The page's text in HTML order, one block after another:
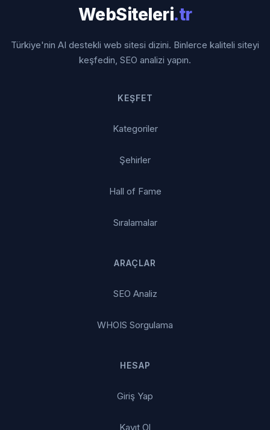
WebSiteleri.tr
Türkiye'nin AI destekli web sitesi dizini. Binlerce kaliteli siteyi
keşfedin, SEO analizi yapın.
KEŞFET
Kategoriler
Şehirler
Hall of Fame
Sıralamalar
ARAÇLAR
SEO Analiz
WHOIS Sorgulama
HESAP
Giriş Yap
Kayıt Ol